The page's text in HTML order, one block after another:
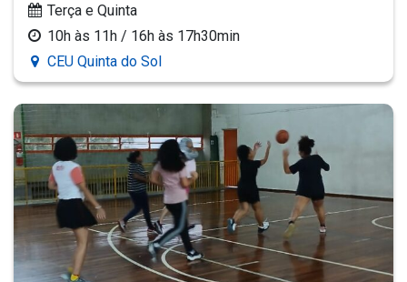
Terça e Quinta
10h às 11h / 16h às 17h30min
CEU Quinta do Sol